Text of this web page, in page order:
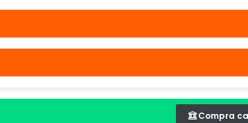
Compra